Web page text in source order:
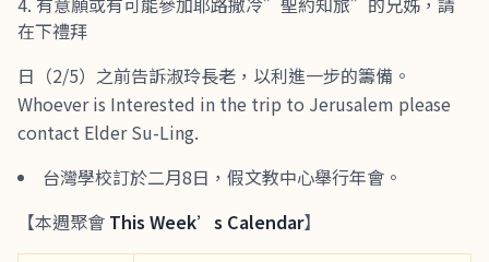
在下禮拜
日（2/5）之前告訴淑玲長老，以利進一步的籌備。
Whoever is Interested in the trip to Jerusalem please
contact Elder Su-Ling.
台灣學校訂於二月8日，假文教中心舉行年會。
【本週聚會 This Week’s Calendar】